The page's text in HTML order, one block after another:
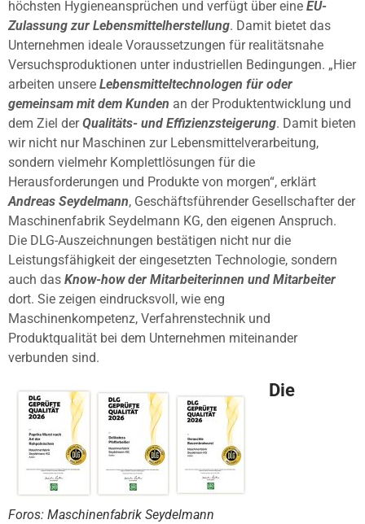
höchsten Hygieneansprüchen und verfügt über eine EU-
Zulassung zur Lebensmittelherstellung. Damit bietet das
Unternehmen ideale Voraussetzungen für realitätsnahe
Versuchsproduktionen unter industriellen Bedingungen. „Hier
arbeiten unsere Lebensmitteltechnologen für oder
gemeinsam mit dem Kunden an der Produktentwicklung und
dem Ziel derQualitäts- und Effizienzsteigerung. Damit bieten
wir nicht nur Maschinen zur Lebensmittelverarbeitung,
sondern vielmehr Komplettlösungen für die
Herausforderungen und Produkte von morgen“, erklärt
Andreas Seydelmann, Geschäftsführender Gesellschafter der
Maschinenfabrik Seydelmann KG, den eigenen Anspruch.
Die DLG-Auszeichnungen bestätigen nicht nur die
Leistungsfähigkeit der eingesetzten Technologie, sondern
auch das Know-how der Mitarbeiterinnen und Mitarbeiter
dort. Sie zeigen eindrucksvoll, wie eng
Maschinenkompetenz, Verfahrenstechnik und
Produktqualität bei dem Unternehmen miteinander
verbunden sind.
Foros: Maschinenfabrik Seydelmann
Die